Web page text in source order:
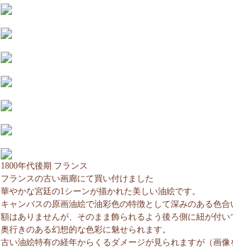
1800年代後期 フランス
フランスの古い画廊にて買い付けました
華やかな宮廷の1シーンが描かれた美しい油絵です。
キャンバスの原画油絵で油彩色の特徴として深みのある色合
額はありませんが、そのまま飾られるよう後ろ側に紐が付い
奥行きのある幻想的な色彩に魅せられます。
古い油絵特有の経年からくるダメージが見られますが（画像